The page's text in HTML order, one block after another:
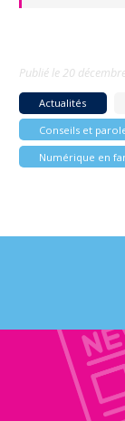
Publié le20
Actualités
Conseils et
Numérique en